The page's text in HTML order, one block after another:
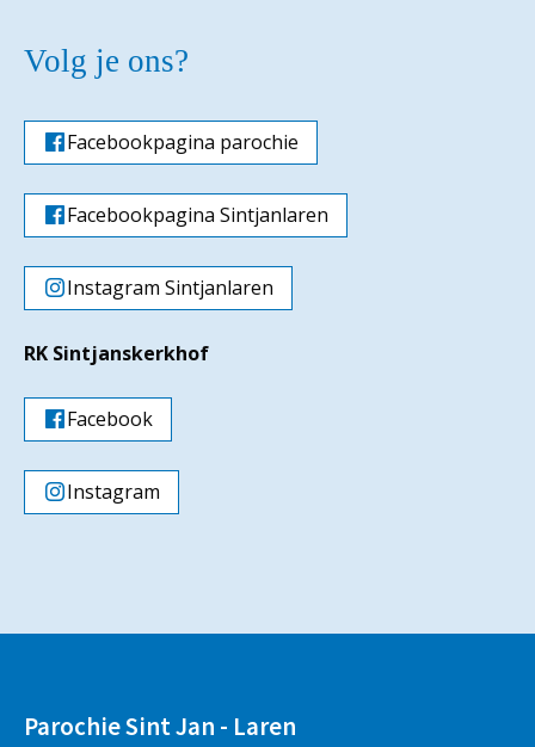
Volg je ons?
Facebookpagina parochie
Facebookpagina Sintjanlaren
Instagram Sintjanlaren
RK Sintjanskerkhof
Facebook
Instagram
Parochie Sint Jan - Laren